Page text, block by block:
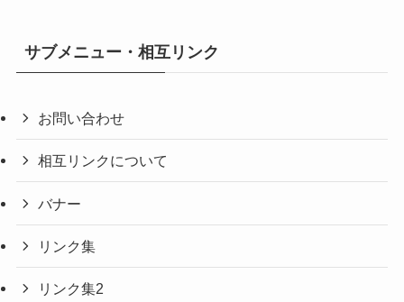
サブメニュー・相互リンク
お問い合わせ
相互リンクについて
バナー
リンク集
リンク集2